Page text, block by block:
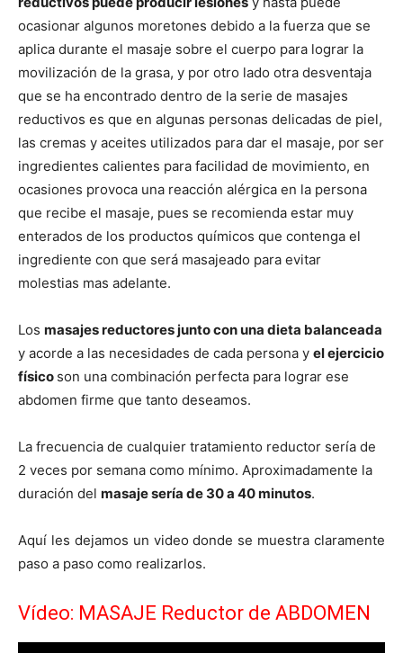
ocasionar algunos moretones debido a la fuerza que se
aplica durante el masaje sobre el cuerpo para lograr la
movilización de la grasa, y por otro lado otra desventaja
que se ha encontrado dentro de la serie de masajes
reductivos es que en algunas personas delicadas de piel,
las cremas y aceites utilizados para dar el masaje, por ser
ingredientes calientes para facilidad de movimiento, en
ocasiones provoca una reacción alérgica en la persona
que recibe el masaje, pues se recomienda estar muy
enterados de los productos químicos que contenga el
ingrediente con que será masajeado para evitar
molestias mas adelante.
Los masajes reductores junto con una dieta balanceada
y acorde a las necesidades de cada persona y el ejercicio
fí­sico son una combinación perfecta para lograr ese
abdomen firme que tanto deseamos.
La frecuencia de cualquier tratamiento reductor serí­a de
2 veces por semana como mí­nimo. Aproximadamente la
duración del masaje serí­a de 30 a 40 minutos.
Aquí­ les dejamos un video donde se muestra claramente
paso a paso como realizarlos.
Vídeo: MASAJE Reductor de ABDOMEN